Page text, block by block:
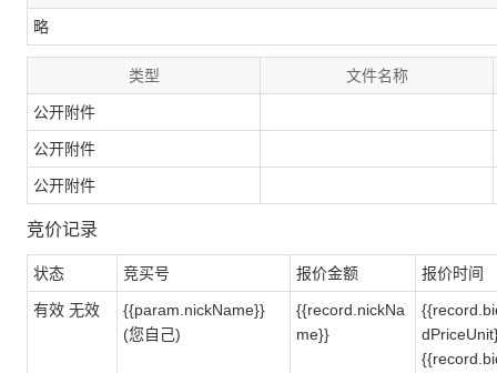
略
类型 文件名称
公开附件
公开附件
公开附件
竞价记录
状态 竞买号 报价金额 报价时间
有效 无效
{{param.nickName}}
(您自己)
{{record.nickNa
me}}